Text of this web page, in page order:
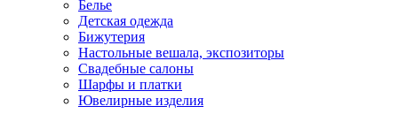
Белье
Детская одежда
Бижутерия
Настольные вешала, экспозиторы
Свадебные салоны
Шарфы и платки
Ювелирные изделия